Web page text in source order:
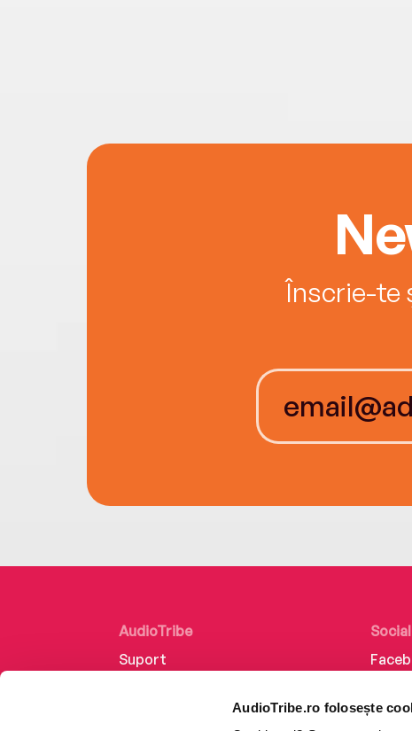
AudioTribe.ro folosește
Înscrie-te
AudioTribe
Suport